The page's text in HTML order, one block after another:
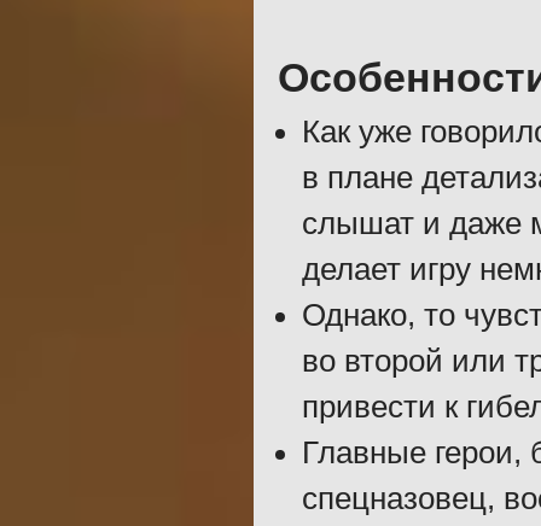
Как уже
в плане
слышат и даже
делает игру
Однако, то
во второй или
привести к
Главные герои,
спецназовец,